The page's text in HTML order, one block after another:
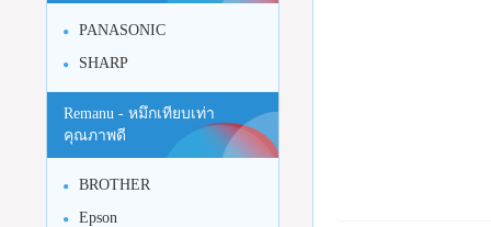
PANASONIC
SHARP
Remanu - หมึกเทียบเท่า
คุณภาพดี
BROTHER
Epson